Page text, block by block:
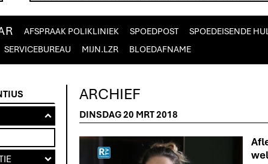
AFSPRAAK POLIKLINIEK SPOEDPOST SPOEDEISENDE
SERVICEBUREAU MIJN.LZR BLOEDAFNAME
u
d
ARCHIEF
DINSDAG 20 MRT 2018